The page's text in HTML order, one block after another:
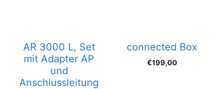
AR 3000 L, Set
mit Adapter AP
und
Anschlussleitung
connected Box
€199,00